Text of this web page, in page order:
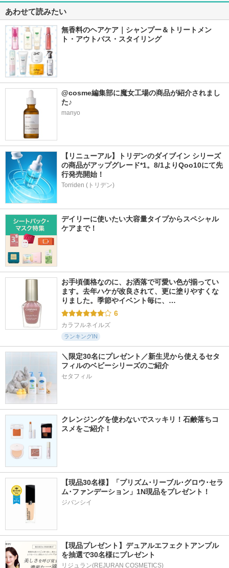
あわせて読みたい
無香料のヘアケア｜シャンプー＆トリートメン
ト・アウトバス・スタイリング
@cosme編集部に魔女工場の商品が紹介されまし
た♪
manyo
【リニューアル】トリデンのダイブイン シリーズ
の商品がアップグレード*1。8/1よりQoo10にて先
行発売開始！
Torriden (トリデン)
デイリーに使いたい大容量タイプからスペシャル
ケアまで！
お手頃価格なのに、お洒落で可愛い色が揃ってい
ます。去年ハケが改良されて、更に塗りやすくな
りました。季節やイベント毎に、…
6
カラフルネイルズ
ランキングIN
＼限定30名にプレゼント／新生児から使えるセタ
フィルのベビーシリーズのご紹介
セタフィル
クレンジングを使わないでスッキリ！石鹸落ちコ
スメをご紹介！
【現品30名様】「プリズム･リーブル･グロウ･セラ
ジバンシイ
【現品プレゼント】デュアルエフェクトアンプル
を抽選で30名様にプレゼント
リジュラン(REJURAN COSMETICS)